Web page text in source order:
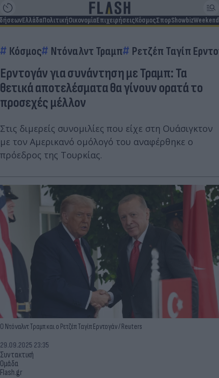
ΕλλάδαΠολιτικήΟικονομίαΕπιχειρήσειςΚόσμοςΣπορShowbizWeekend
Κόσμος Ντόναλντ Τραμπ Ρετζέπ Ταγίπ
Ερντογάν για συνάντηση με Τραμπ: Τα
θετικά αποτελέσματα θα γίνουν ορατά το
προσεχές μέλλον
Στις διμερείς συνομιλίες που είχε στη Ουάσιγκτον
με τον Αμερικανό ομόλογό του αναφέρθηκε ο
πρόεδρος της Τουρκίας.
Ο Ντόναλντ Τραμπ και ο Ρετζέπ Ταγίπ Ερντογάν / Reuters
Συντακτική
Ομάδα
Flash.gr
29.09.2025 23:35